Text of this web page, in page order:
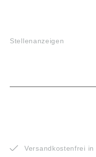
Stellenanzeigen
Versandkostenfrei